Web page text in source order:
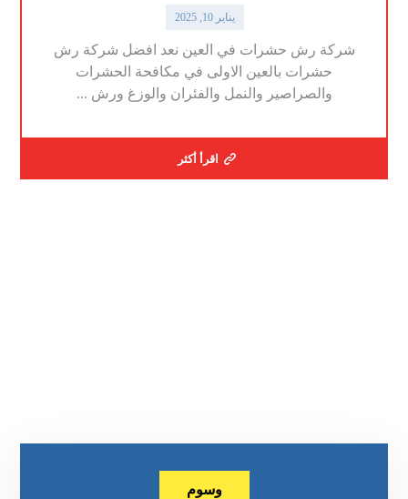
يناير 10, 2025
شركة رش حشرات في العين نعد افضل شركة رش
حشرات بالعين الاولى في مكافحة الحشرات
والصراصير والنمل والفئران والوزغ ورش ...
اقرأ أكثر
وسوم